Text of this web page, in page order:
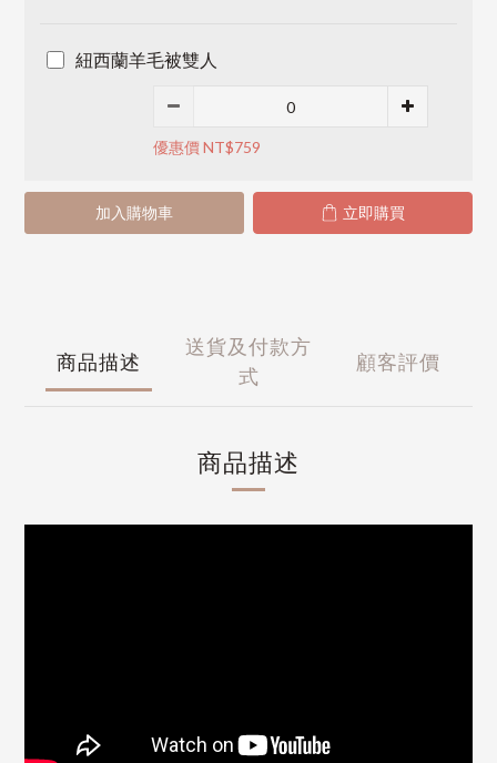
紐西蘭羊毛被雙人
優惠價 NT$759
加入購物車 立即購買
商品描述
送貨及付款方
式
顧客評價
商品描述